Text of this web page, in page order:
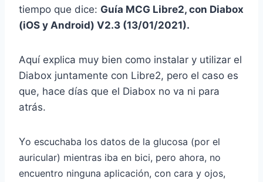
tiempo que dice: Guía MCG Libre2, con Diabox
(iOS y Android) V2.3 (13/01/2021).
Aquí explica muy bien como instalar y utilizar el
Diabox juntamente con Libre2, pero el caso es
que, hace días que el Diabox no va ni para
atrás.
Yo escuchaba los datos de la glucosa (por el
auricular) mientras iba en bici, pero ahora, no
encuentro ninguna aplicación, con cara y ojos,